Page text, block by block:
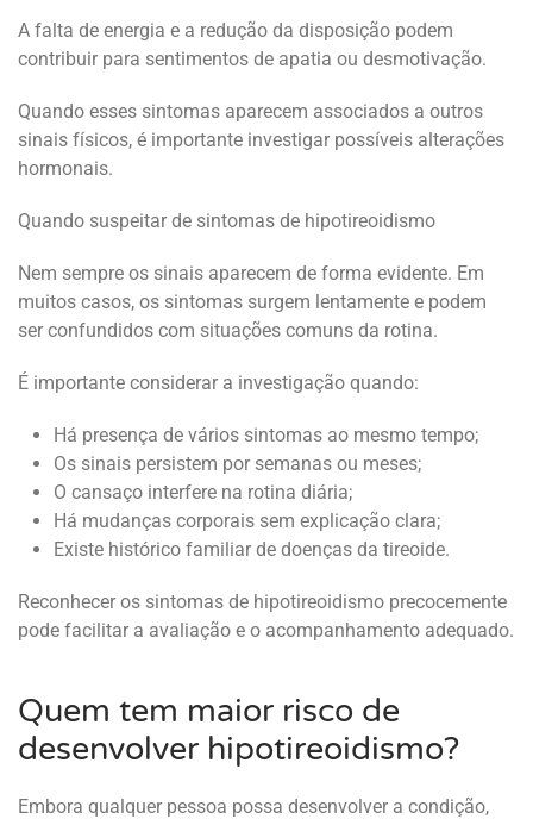
A falta de energia e a redução da disposição podem
contribuir para sentimentos de apatia ou desmotivação.
Quando esses sintomas aparecem associados a outros
sinais físicos, é importante investigar possíveis alterações
hormonais.
Quando suspeitar de sintomas de hipotireoidismo
Nem sempre os sinais aparecem de forma evidente. Em
muitos casos, os sintomas surgem lentamente e podem
ser confundidos com situações comuns da rotina.
É importante considerar a investigação quando:
Há presença de vários sintomas ao mesmo tempo;
Os sinais persistem por semanas ou meses;
O cansaço interfere na rotina diária;
Há mudanças corporais sem explicação clara;
Existe histórico familiar de doenças da tireoide.
Reconhecer os sintomas de hipotireoidismo precocemente
pode facilitar a avaliação e o acompanhamento adequado.
Quem tem maior risco de
desenvolver hipotireoidismo?
Embora qualquer pessoa possa desenvolver a condição,